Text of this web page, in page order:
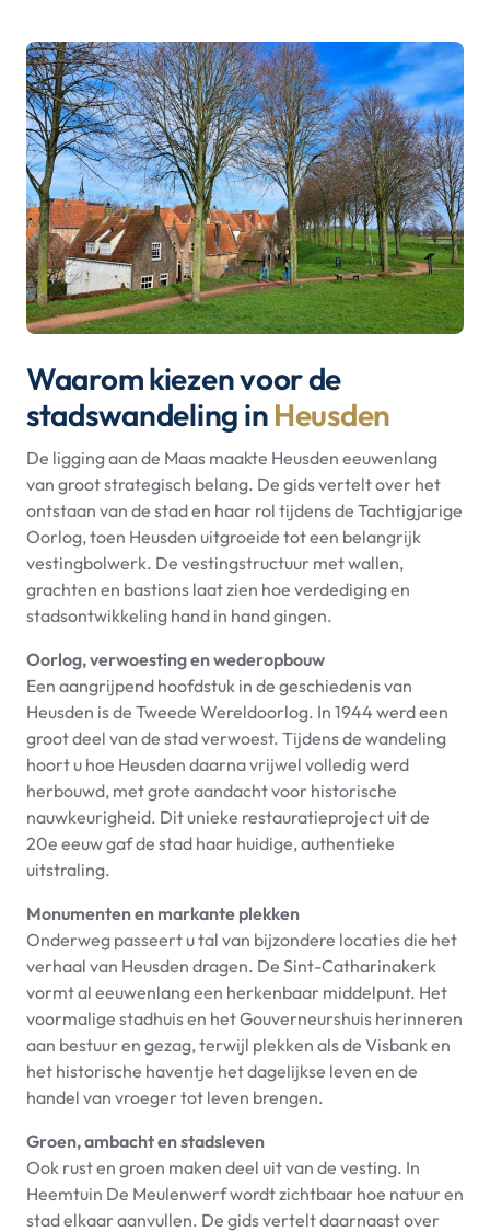
Waarom kiezen voor de
stadswandeling in Heusden
De ligging aan de Maas maakte Heusden eeuwenlang
van groot strategisch belang. De gids vertelt over het
ontstaan van de stad en haar rol tijdens de Tachtigjarige
Oorlog, toen Heusden uitgroeide tot een belangrijk
vestingbolwerk. De vestingstructuur met wallen,
grachten en bastions laat zien hoe verdediging en
stadsontwikkeling hand in hand gingen.
Oorlog, verwoesting en wederopbouw
Een aangrijpend hoofdstuk in de geschiedenis van
Heusden is de Tweede Wereldoorlog. In 1944 werd een
groot deel van de stad verwoest. Tijdens de wandeling
hoort u hoe Heusden daarna vrijwel volledig werd
herbouwd, met grote aandacht voor historische
nauwkeurigheid. Dit unieke restauratieproject uit de
20e eeuw gaf de stad haar huidige, authentieke
uitstraling.
Monumenten en markante plekken
Onderweg passeert u tal van bijzondere locaties die het
verhaal van Heusden dragen. De Sint-Catharinakerk
vormt al eeuwenlang een herkenbaar middelpunt. Het
voormalige stadhuis en het Gouverneurshuis herinneren
aan bestuur en gezag, terwijl plekken als de Visbank en
het historische haventje het dagelijkse leven en de
handel van vroeger tot leven brengen.
Groen, ambacht en stadsleven
Ook rust en groen maken deel uit van de vesting. In
Heemtuin De Meulenwerf wordt zichtbaar hoe natuur en
stad elkaar aanvullen. De gids vertelt daarnaast over